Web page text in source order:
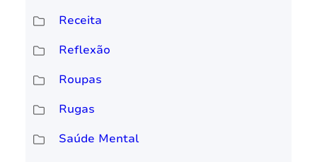
Receita
Reflexão
Roupas
Rugas
Saúde Mental